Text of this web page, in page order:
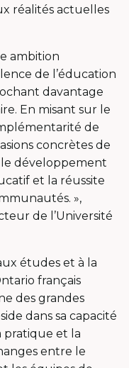
réalités actuelles
ambition
de l’éducation
davantage
En misant sur le
de
concrètes de
développement
et la réussite
»,
de l’Université
études et à la
français
des grandes
dans sa capacité
pratique et la
entre le